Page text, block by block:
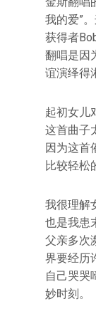
我的爱”
获得者
翻唱是因
谊演绎得
起初女儿
这首曲子
因为这首
比较轻松
我很理解
也是我患
父亲多次
界要经历
自己哭哭
妙时刻。